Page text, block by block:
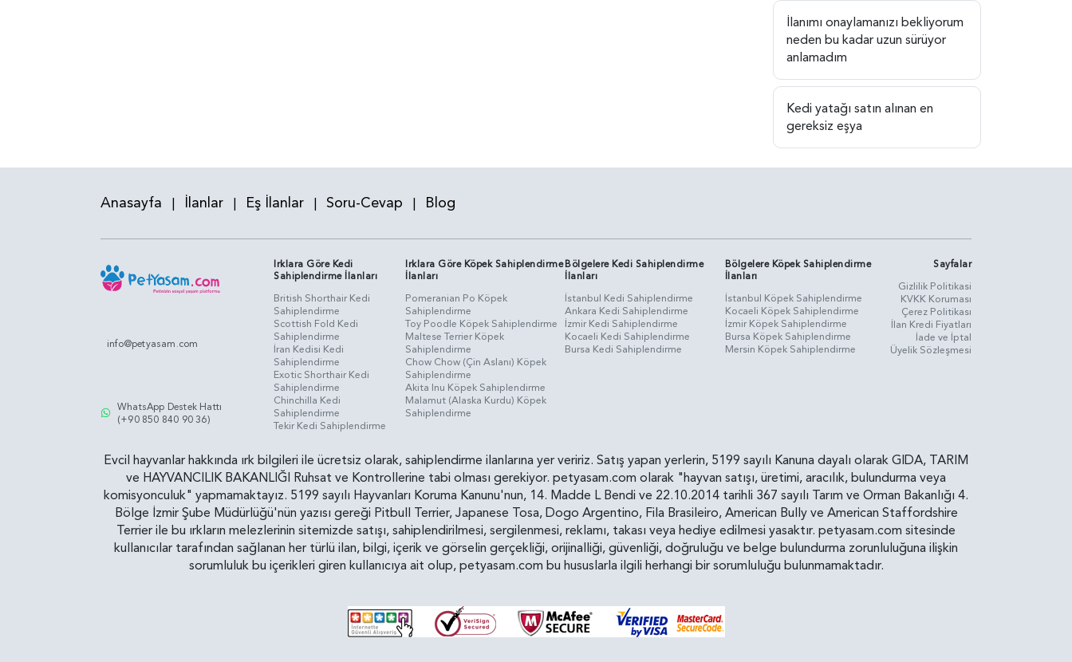
İlanımı onaylamanızı bekliyorum
neden bu kadar uzun sürüyor
anlamadım
Kedi yatağı satın alınan en
gereksiz eşya
Anasayfa | İlanlar | Eş İlanlar | Soru-Cevap | Blog
info@petyasam.com
WhatsApp Destek Hattı
(+90 850 840 90 36)
Irklara Göre Kedi
Sahiplendirme İlanları
British Shorthair Kedi
Sahiplendirme
Scottish Fold Kedi
Sahiplendirme
İran Kedisi Kedi
Sahiplendirme
Exotic Shorthair Kedi
Sahiplendirme
Chinchilla Kedi
Sahiplendirme
Tekir Kedi Sahiplendirme
Irklara Göre Köpek Sahiplendirme
İlanları
Pomeranian Po Köpek
Sahiplendirme
Toy Poodle Köpek Sahiplendirme
Maltese Terrier Köpek
Sahiplendirme
Chow Chow (Çin Aslanı) Köpek
Sahiplendirme
Akita Inu Köpek Sahiplendirme
Malamut (Alaska Kurdu) Köpek
Sahiplendirme
Bölgelere Kedi Sahiplendirme
İlanları
İstanbul Kedi Sahiplendirme
Ankara Kedi Sahiplendirme
İzmir Kedi Sahiplendirme
Kocaeli Kedi Sahiplendirme
Bursa Kedi Sahiplendirme
Bölgelere Köpek Sahiplendirme
İlanları
İstanbul Köpek Sahiplendirme
Kocaeli Köpek Sahiplendirme
İzmir Köpek Sahiplendirme
Bursa Köpek Sahiplendirme
Mersin Köpek Sahiplendirme
Sayfalar
Gizlilik Politikasi
KVKK Koruması
Çerez Politikası
İlan Kredi Fiyatları
İade ve İptal
Üyelik Sözleşmesi
Evcil hayvanlar hakkında ırk bilgileri ile ücretsiz olarak, sahiplendirme ilanlarına yer veririz. Satış yapan yerlerin, 5199 sayılı Kanuna dayalı olarak GIDA, TARIM
ve HAYVANCILIK BAKANLIĞI Ruhsat ve Kontrollerine tabi olması gerekiyor. petyasam.com olarak "hayvan satışı, üretimi, aracılık, bulundurma veya
komisyonculuk" yapmamaktayız. 5199 sayılı Hayvanları Koruma Kanunu'nun, 14. Madde L Bendi ve 22.10.2014 tarihli 367 sayılı Tarım ve Orman Bakanlığı 4.
Bölge İzmir Şube Müdürlüğü'nün yazısı gereği Pitbull Terrier, Japanese Tosa, Dogo Argentino, Fila Brasileiro, American Bully ve American Staffordshire
Terrier ile bu ırkların melezlerinin sitemizde satışı, sahiplendirilmesi, sergilenmesi, reklamı, takası veya hediye edilmesi yasaktır. petyasam.com sitesinde
kullanıcılar tarafından sağlanan her türlü ilan, bilgi, içerik ve görselin gerçekliği, orijinalliği, güvenliği, doğruluğu ve belge bulundurma zorunluluğuna ilişkin
sorumluluk bu içerikleri giren kullanıcıya ait olup, petyasam.com bu hususlarla ilgili herhangi bir sorumluluğu bulunmamaktadır.